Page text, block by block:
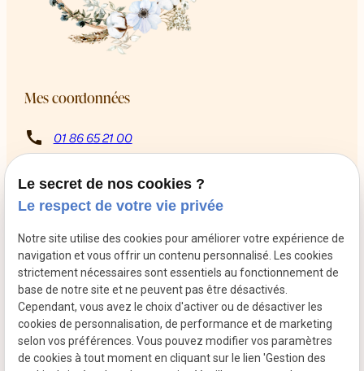
Mes coordonnées
call 01 86 65 21 00
8 Rue Rabutin Chantal
13009 Marseille
Du mardi au samedi de 10h à 12h puis de 14h à 18h
Retrouvez-moi sur les réseaux sociaux
Le secret de nos cookies ?
Le respect de votre vie privée
Notre site utilise des cookies pour améliorer votre expérience de
navigation et vous offrir un contenu personnalisé. Les cookies
strictement nécessaires sont essentiels au fonctionnement de
base de notre site et ne peuvent pas être désactivés.
Cependant, vous avez le choix d'activer ou de désactiver les
cookies de personnalisation, de performance et de marketing
selon vos préférences. Vous pouvez modifier vos paramètres
de cookies à tout moment en cliquant sur le lien 'Gestion des